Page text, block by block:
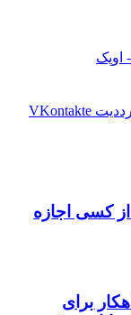
اوپک
‫رددیت ‫VKontakte
کسی اجازه
برای